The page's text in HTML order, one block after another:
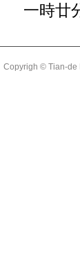
一時廿
Copyrigh © Tian-de